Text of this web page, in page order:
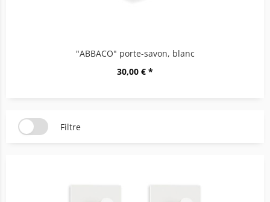
"ABBACO" porte-savon, blanc
30,00 € *
Filtre